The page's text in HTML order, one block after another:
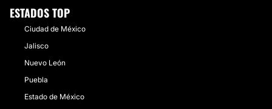
ESTADOS TOP
Ciudad de México
Jalisco
Nuevo León
Puebla
Estado de México